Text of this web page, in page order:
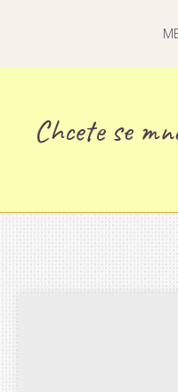
Chcete se